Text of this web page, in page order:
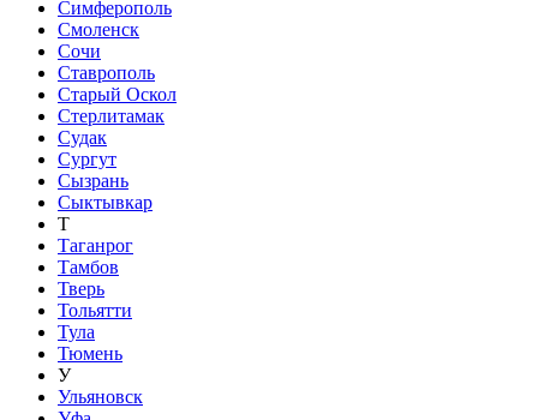
Симферополь
Смоленск
Сочи
Ставрополь
Старый Оскол
Стерлитамак
Судак
Сургут
Сызрань
Сыктывкар
Т
Таганрог
Тамбов
Тверь
Тольятти
Тула
Тюмень
У
Ульяновск